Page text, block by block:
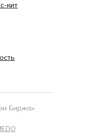
кит
Биржа»